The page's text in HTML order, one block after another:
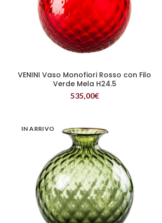
LEGGI TUTTO
VENINI Vaso Monofiori Rosso con Filo
Verde Mela H24.5
535,00€
IN ARRIVO